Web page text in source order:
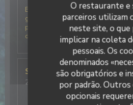
O restaurante e
parceiros utilizam
neste site, o que
implicar na coleta
pessoais. Os
denominados
são obrigatórios e
por padrão. Outros
opcionais
Excellent accueil, beaucoup
générosité pour une vraie cuisine
produits frais. La glace basilic
deguster à tout prix.
SYLVIE
M
2026-07-28- 19:30 - guests 3
/5 ambience: 4/5 menu:5